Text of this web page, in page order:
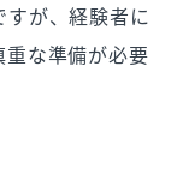
が、経験者に
な準備が必要